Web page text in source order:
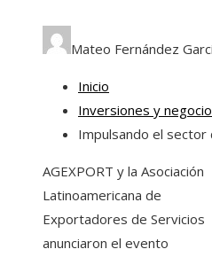
Mateo Fernández
Inicio
Inversiones y
Impulsando el sector
AGEXPORT y la Asociación
Latinoamericana de
Exportadores de Servicios
anunciaron el evento